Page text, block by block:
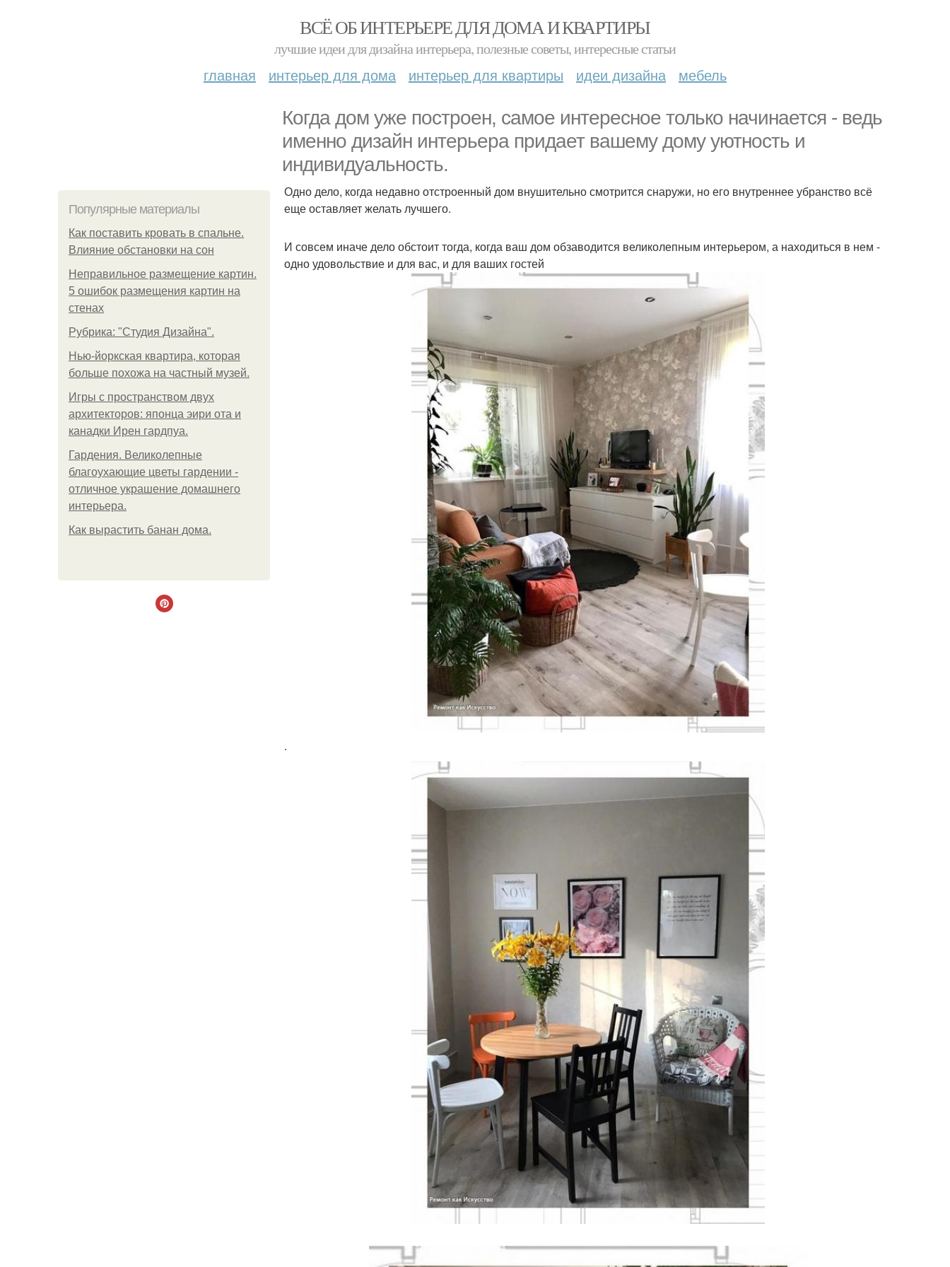
ВСЁ ОБ ИНТЕРЬЕРЕ ДЛЯ ДОМА И КВАРТИРЫ
лучшие идеи для дизайна интерьера, полезные советы, интересные статьи
главная интерьер для дома интерьер для квартиры идеи дизайна мебель
Когда дом уже построен, самое интересное только начинается - ведь
именно дизайн интерьера придает вашему дому уютность и
индивидуальность.
Популярные материалы
Как поставить кровать в спальне.
Влияние обстановки на сон
Неправильное размещение картин.
5 ошибок размещения картин на
стенах
Рубрика: "Студия Дизайна".
Нью-йоркская квартира, которая
больше похожа на частный музей.
Игры с пространством двух
архитекторов: японца эири ота и
канадки Ирен гардпуа.
Гардения. Великолепные
благоухающие цветы гардении -
отличное украшение домашнего
интерьера.
Как вырастить банан дома.
Одно дело, когда недавно отстроенный дом внушительно смотрится снаружи, но его внутреннее убранство всё
еще оставляет желать лучшего.
И совсем иначе дело обстоит тогда, когда ваш дом обзаводится великолепным интерьером, а находиться в нем -
одно удовольствие и для вас, и для ваших гостей
.